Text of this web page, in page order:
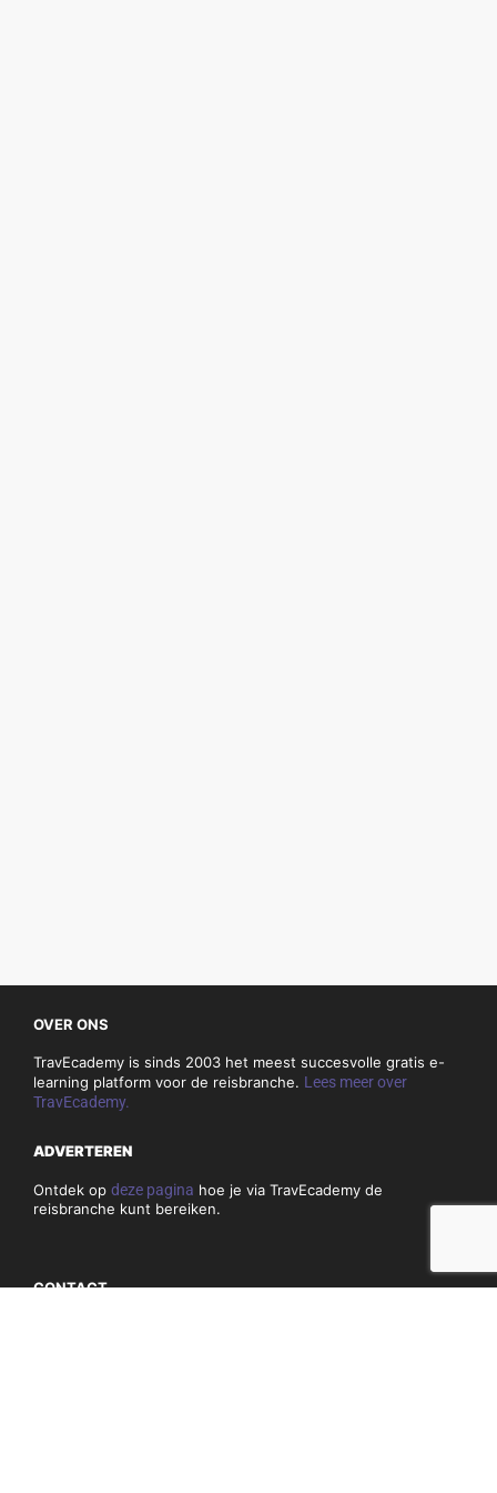
OVER ONS
TravEcademy is sinds 2003 het meest succesvolle gratis e-
learning platform voor de reisbranche. Lees meer over
TravEcademy.
ADVERTEREN
Ontdek op deze pagina hoe je via TravEcademy de
reisbranche kunt bereiken.
CONTACT